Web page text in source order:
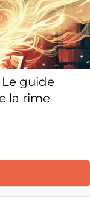
guide
la rime